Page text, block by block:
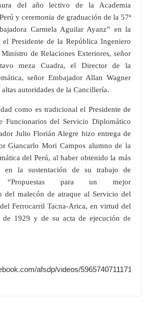
del año lectivo de la Academia
y ceremonia de graduación de la 57ª
Carmela Aguilar Ayanz” en la
Presidente de la República Ingeniero
de Relaciones Exteriores, señor
meza Cuadra, el Director de la
señor Embajador Allan Wagner
autoridades de la Cancillería.
como es tradicional el Presidente de
Funcionarios del Servicio Diplomático
Julio Florián Alegre hizo entrega de
Giancarlo Mori Campos alumno de la
del Perú, al haber obtenido la más
en la sustentación de su trabajo de
“Propuestas para un mejor
del malecón de atraque al Servicio del
Ferrocarril Tacna-Arica, en virtud del
de 1929 y de su acta de ejecución de
afsdp/videos/596574071117153/